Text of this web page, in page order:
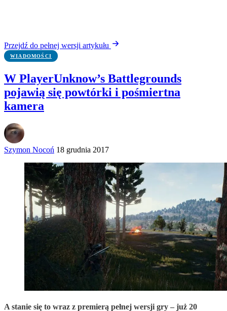
Przejdź do pełnej wersji artykułu
WIADOMOŚCI
W PlayerUnknow’s Battlegrounds
pojawią się powtórki i pośmiertna
kamera
Szymon Nocoń 18 grudnia 2017
A stanie się to wraz z premierą pełnej wersji gry – już 20